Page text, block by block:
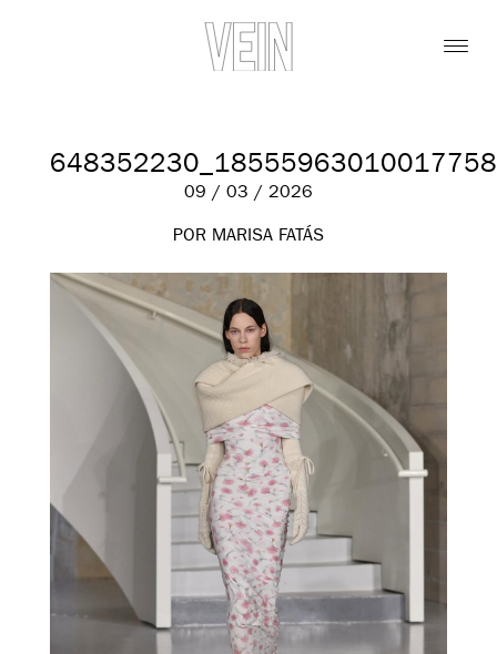
09 / 03 / 2026
POR MARISA FATÁS